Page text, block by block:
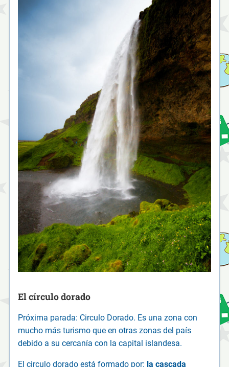
El círculo dorado
Próxima parada: Circulo Dorado. Es una zona con
mucho más turismo que en otras zonas del país
debido a su cercanía con la capital islandesa.
El circulo dorado está formado por: la cascada